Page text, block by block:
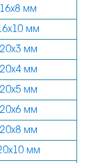
мм
мм
мм
мм
мм
мм
мм
мм